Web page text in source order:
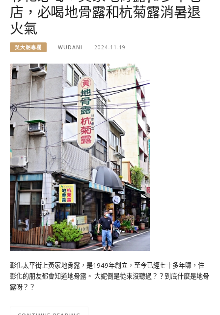
店，必喝地骨露和杭菊露消暑退
火氣
吳大妮專欄 WUDANI 2024-11-19
彰化太平街上黃家地骨露，是1949年創立，至今已經七十多年囉，住
彰化的朋友都會知道地骨露。 大妮倒是從來沒聽過？？到底什麼是地骨
露呀？？